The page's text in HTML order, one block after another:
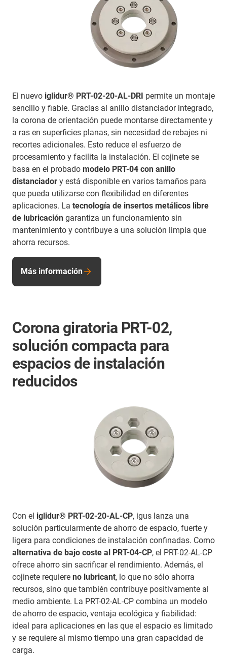
El nuevo iglidur® PRT-02-20-AL-DRI permite un montaje
sencillo y fiable. Gracias al anillo distanciador integrado,
la corona de orientación puede montarse directamente y
a ras en superficies planas, sin necesidad de rebajes ni
recortes adicionales. Esto reduce el esfuerzo de
procesamiento y facilita la instalación. El cojinete se
basa en el probado modelo PRT-04 con anillo
distanciador y está disponible en varios tamaños para
que pueda utilizarse con flexibilidad en diferentes
aplicaciones. La tecnología de insertos metálicos libre
de lubricación garantiza un funcionamiento sin
mantenimiento y contribuye a una solución limpia que
ahorra recursos.
Más información
Corona giratoria PRT-02,
solución compacta para
espacios de instalación
reducidos
Con el iglidur® PRT-02-20-AL-CP, igus lanza una
solución particularmente de ahorro de espacio, fuerte y
ligera para condiciones de instalación confinadas. Como
alternativa de bajo coste al PRT-04-CP, el PRT-02-AL-CP
ofrece ahorro sin sacrificar el rendimiento. Además, el
cojinete requiere no lubricant, lo que no sólo ahorra
recursos, sino que también contribuye positivamente al
medio ambiente. La PRT-02-AL-CP combina un modelo
de ahorro de espacio, ventaja ecológica y fiabilidad:
ideal para aplicaciones en las que el espacio es limitado
y se requiere al mismo tiempo una gran capacidad de
carga.